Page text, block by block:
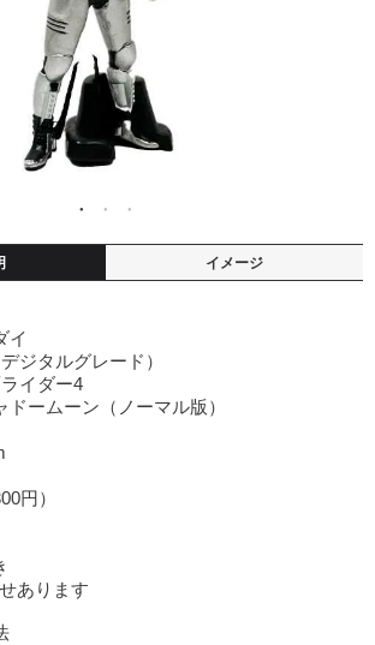
イメージ
イ
ジタルグレード）
イダー4
ームーン（ノーマル版）
円）
あります